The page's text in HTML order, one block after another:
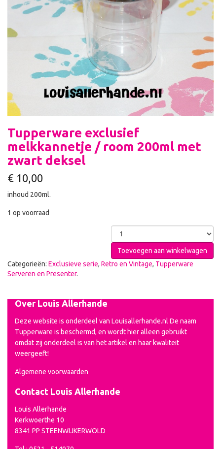
Tupperware exclusief
melkkannetje / room 200ml met
zwart deksel
€ 10,00
inhoud 200ml.
1 op voorraad
Toevoegen aan winkelwagen
Categorieën: Exclusieve serie, Retro en Vintage, Tupperware
Serveren en Presenter.
Over Louis Allerhande
Deze website is onderdeel van Louisallerhande.nl De naam
Tupperware is beschermd, en wordt hier alleen gebruikt
omdat zij onderdeel is van het artikel en haar kwaliteit
weergeeft!
Algemene voorwaarden
Contact Louis Allerhande
Louis Allerhande
Kerkwoerthe 10
8341 PP STEENWIJKERWOLD